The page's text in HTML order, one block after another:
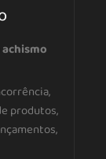
produtos,